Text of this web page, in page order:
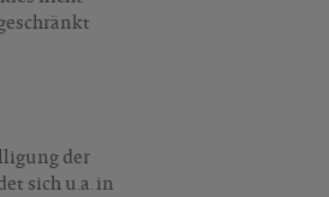
der
sich u.a. in